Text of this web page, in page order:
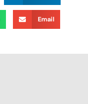
Email